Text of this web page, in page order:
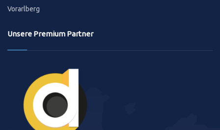
Vorarlberg
Unsere Premium Partner